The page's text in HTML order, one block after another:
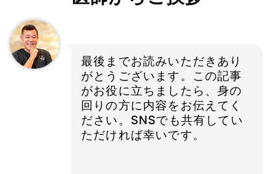
最後までお読みいただきあり
がとうございます。この記事
がお役に立ちましたら、身の
回りの方に内容をお伝えてく
ださい。SNSでも共有してい
ただければ幸いです。